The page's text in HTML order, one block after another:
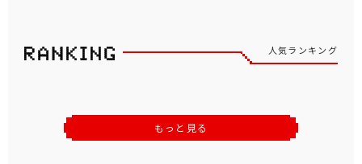
人気ランキング
もっと見る